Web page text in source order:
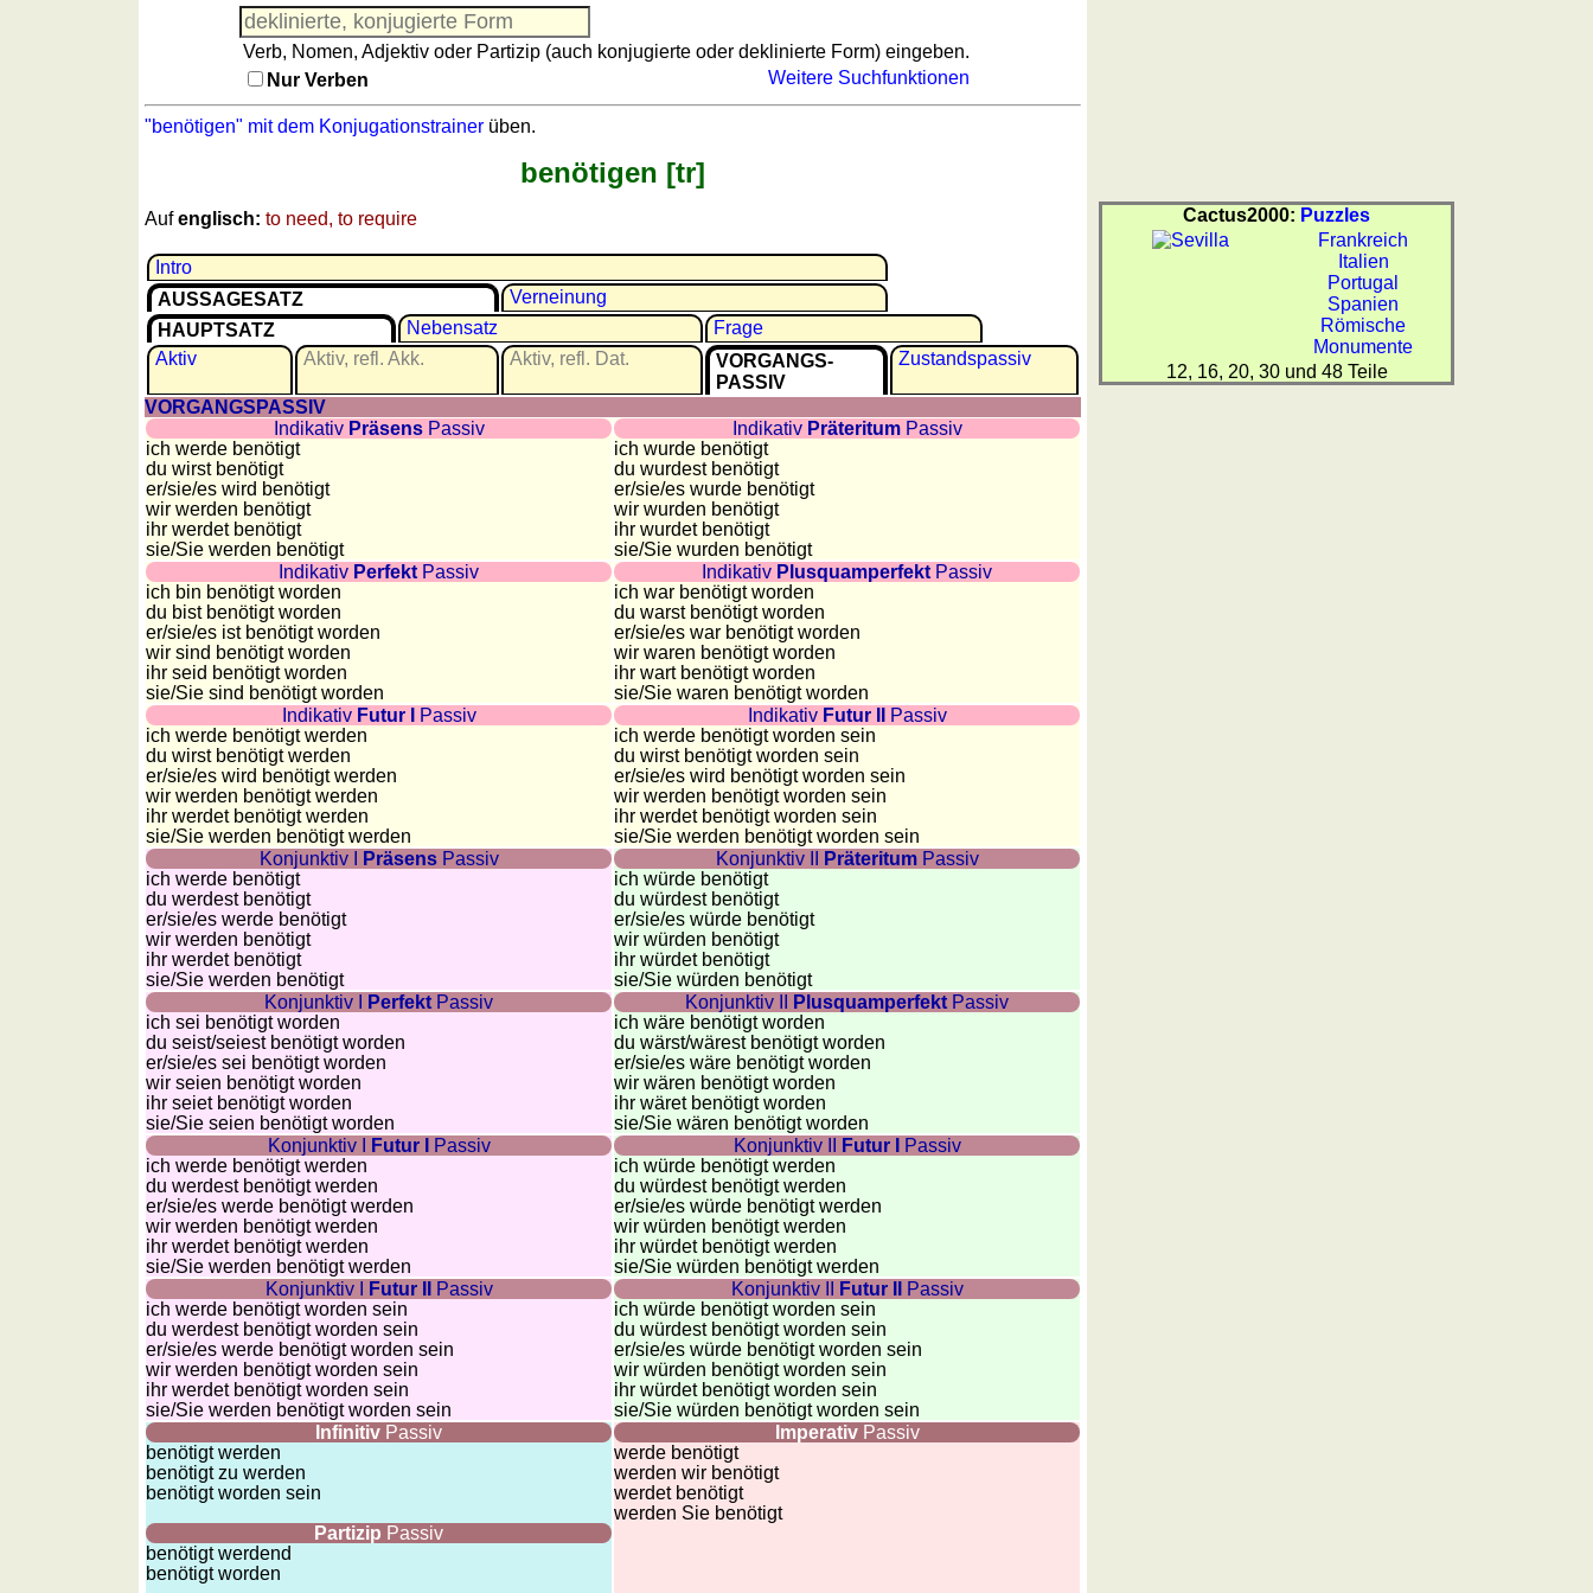
Niederländisch
Portugiesisch
Umrechner
Autokennzeichen
Sonnenstand
Fahrradtouren
Reisewortschatz
Geografie
Küstenquiz
Geografiequiz
Länderquiz
Städtequiz
Münzenquiz
Länderquiz
weitere
Gehirntraining
Rechentrainer
Verb, Nomen, Adjektiv oder Partizip (auch konjugierte oder deklinierte Form) eingeben.
Nur Verben
Weitere Suchfunktionen
"benötigen" mit dem Konjugationstrainer üben.
benötigen [tr]
Aufenglisch: to need, to require
Intro
AUSSAGESATZ
Verneinung
HAUPTSATZ
Nebensatz
Frage
Aktiv
Aktiv, refl. Akk. Aktiv, refl. Dat.
VOR­GANGS­
PASSIV
Zu­stands­passiv
VORGANGSPASSIV
Indikativ PräsensPassiv
ich werde benötigt
du wirst benötigt
er/sie/es wird benötigt
wir werden benötigt
ihr werdet benötigt
sie/Sie werden benötigt
Indikativ PräteritumPassiv
ich wurde benötigt
du wurdest benötigt
er/sie/es wurde benötigt
wir wurden benötigt
ihr wurdet benötigt
sie/Sie wurden benötigt
Indikativ Perfekt Passiv
ich bin benötigt worden
du bist benötigt worden
er/sie/es ist benötigt worden
wir sind benötigt worden
ihr seid benötigt worden
sie/Sie sind benötigt worden
Indikativ Plusquamperfekt Passiv
ich war benötigt worden
du warst benötigt worden
er/sie/es war benötigt worden
wir waren benötigt worden
ihr wart benötigt worden
sie/Sie waren benötigt worden
Indikativ Futur I
Passiv
ich werde benötigt werden
du wirst benötigt werden
er/sie/es wird benötigt werden
wir werden benötigt werden
ihr werdet benötigt werden
sie/Sie werden benötigt werden
Indikativ Futur II
Passiv
ich werde benötigt worden sein
du wirst benötigt worden sein
er/sie/es wird benötigt worden sein
wir werden benötigt worden sein
ihr werdet benötigt worden sein
sie/Sie werden benötigt worden sein
Konjunktiv I
PräsensPassiv
ich werde benötigt
du werdest benötigt
er/sie/es werde benötigt
wir werden benötigt
ihr werdet benötigt
sie/Sie werden benötigt
Konjunktiv II PräteritumPassiv
ich würde benötigt
du würdest benötigt
er/sie/es würde benötigt
wir würden benötigt
ihr würdet benötigt
sie/Sie würden benötigt
Konjunktiv I
Perfekt Passiv
ich sei benötigt worden
du seist/seiest benötigt worden
er/sie/es sei benötigt worden
wir seien benötigt worden
ihr seiet benötigt worden
sie/Sie seien benötigt worden
Konjunktiv II Plusquamperfekt Passiv
ich wäre benötigt worden
du wärst/wärest benötigt worden
er/sie/es wäre benötigt worden
wir wären benötigt worden
ihr wäret benötigt worden
sie/Sie wären benötigt worden
Konjunktiv I
Futur I
Passiv
ich werde benötigt werden
du werdest benötigt werden
er/sie/es werde benötigt werden
wir werden benötigt werden
ihr werdet benötigt werden
sie/Sie werden benötigt werden
Konjunktiv II Futur I
Passiv
ich würde benötigt werden
du würdest benötigt werden
er/sie/es würde benötigt werden
wir würden benötigt werden
ihr würdet benötigt werden
sie/Sie würden benötigt werden
Konjunktiv I
Futur II
Passiv
ich werde benötigt worden sein
du werdest benötigt worden sein
er/sie/es werde benötigt worden sein
wir werden benötigt worden sein
ihr werdet benötigt worden sein
sie/Sie werden benötigt worden sein
Konjunktiv II Futur II
Passiv
ich würde benötigt worden sein
du würdest benötigt worden sein
er/sie/es würde benötigt worden sein
wir würden benötigt worden sein
ihr würdet benötigt worden sein
sie/Sie würden benötigt worden sein
Infinitiv Passiv
benötigt werden
benötigt zu werden
benötigt worden sein
Partizip Passiv
benötigt werdend
benötigt worden
ImperativPassiv
werde benötigt
werden wir benötigt
werdet benötigt
werden Sie benötigt
Cactus2000: Puzzles
Frankreich
Italien
Portugal
Spanien
Römische
Monumente
12, 16, 20, 30 und 48 Teile